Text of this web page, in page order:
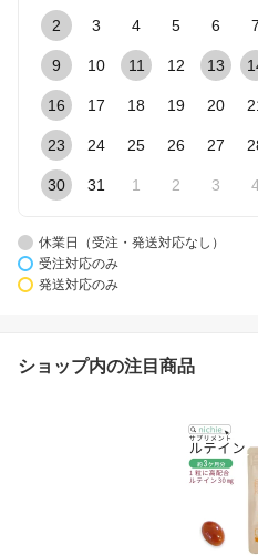
2 3 4 5 6 7
9 10 11 12 13
16 17 18 19 20
23 24 25 26 27
30 31 1 2 3
休業日（受注・発送対応なし）
受注対応のみ
発送対応のみ
ショップ内の注目商品